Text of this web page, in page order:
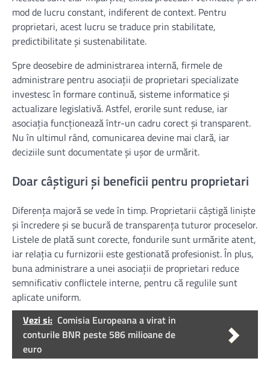
mod de lucru constant, indiferent de context. Pentru
proprietari, acest lucru se traduce prin stabilitate,
predictibilitate și sustenabilitate.
Spre deosebire de administrarea internă, firmele de
administrare pentru asociații de proprietari specializate
investesc în formare continuă, sisteme informatice și
actualizare legislativă. Astfel, erorile sunt reduse, iar
asociația funcționează într-un cadru corect și transparent.
Nu în ultimul rând, comunicarea devine mai clară, iar
deciziile sunt documentate și ușor de urmărit.
Doar câștiguri și beneficii pentru proprietari
Diferența majoră se vede în timp. Proprietarii câștigă liniște
și încredere și se bucură de transparența tuturor proceselor.
Listele de plată sunt corecte, fondurile sunt urmărite atent,
iar relația cu furnizorii este gestionată profesionist. În plus,
buna administrare a unei asociații de proprietari reduce
semnificativ conflictele interne, pentru că regulile sunt
aplicate uniform.
Vezi si: Comisia Europeana a virat in
conturile BNR peste 586 milioane de
euro